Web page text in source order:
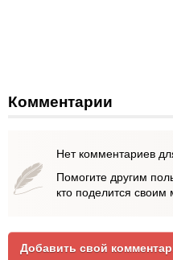
Комментарии
Нет комментариев
Помогите другим
кто поделится своим
Добавить свой